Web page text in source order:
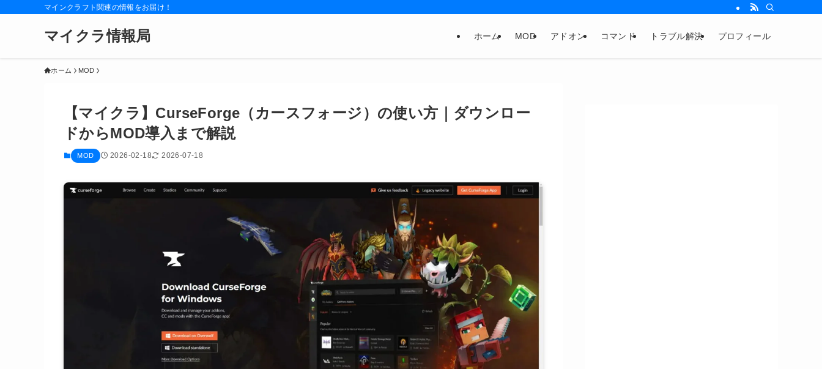
マインクラフト関連の情報をお届け！
マイクラ情報局 ホーム MOD アドオン コマンド トラブル解決 プロフィール
ホーム MOD
【マイクラ】CurseForge（カースフォージ）の使い方｜ダウンロー
ドからMOD導入まで解説
MOD 2026-02-18 2026-07-18